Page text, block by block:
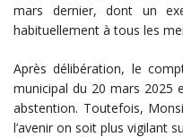
mars dernier, dont un
habituellement à tous les
Après délibération, le
municipal du 20 mars 2025
abstention. Toutefois,
l’avenir on soit plus vigilant